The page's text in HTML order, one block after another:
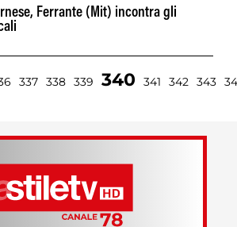
Ferrante (Mit) incontra gli
337 338 339 340 341 342 343